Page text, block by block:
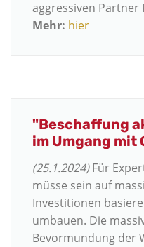
aggressiven Partner
Mehr: hier
"Beschaffung
im Umgang mit
(25.1.2024)Für
müsse sein auf
Investitionen
umbauen. Die
Bevormundung der